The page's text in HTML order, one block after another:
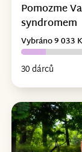
Pomozme
syndromem
30 dárců
Vybráno 9 033